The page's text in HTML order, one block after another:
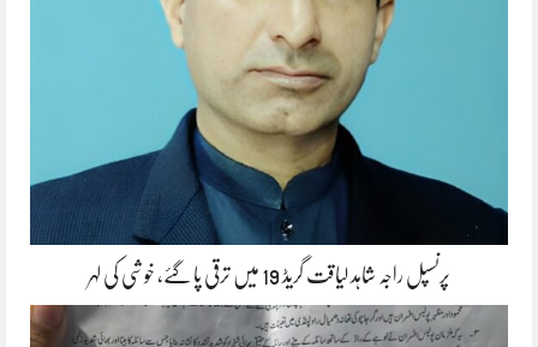
پرنسپل راجہ شاہد لیاقت گریڈ 19 میں ترقی پا گئے، خوشی کی لہر